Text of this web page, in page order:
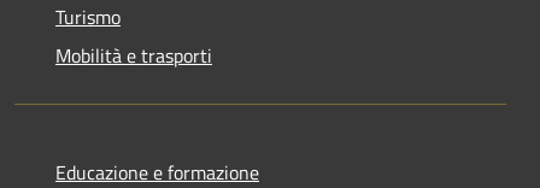
Turismo
Mobilità e trasporti
Educazione e formazione